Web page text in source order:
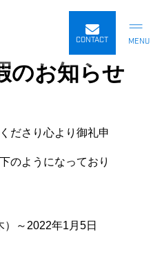
CONTACT
のお知らせ
ださり心より御礼申
のようになっており
～2022年1月5日